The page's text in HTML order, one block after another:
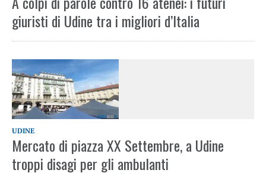
giuristi di Udine tra i migliori d’Italia
UDINE
Mercato di piazza XX Settembre, a Udine
troppi disagi per gli ambulanti